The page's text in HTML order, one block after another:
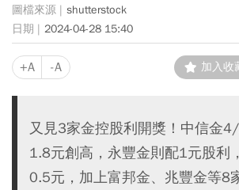
shutterstock
2024-04-28 15:40
+A -A 加入收
又見3家金控股利開獎！中信金
1.8元創高，永豐金則配1元股利
0.5元，加上富邦金、兆豐金等8